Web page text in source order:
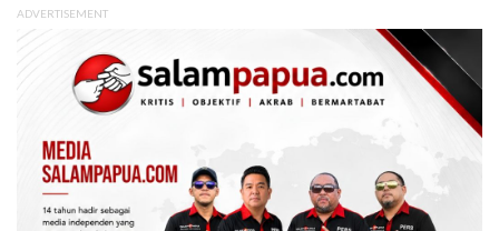
ADVERTISEMENT